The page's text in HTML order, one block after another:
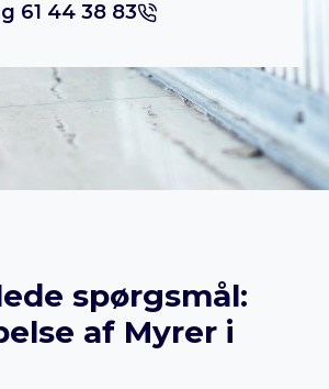
61 44 38 83
spørgsmål:
af Myrer i